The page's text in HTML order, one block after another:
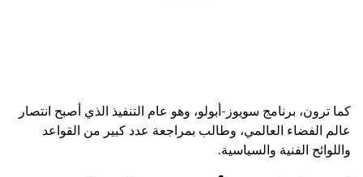
كما ترون، برنامج سويوز-أبولو، وهو عام التنفيذ الذي أصبح انتصار
عالم الفضاء العالمي، وطالب بمراجعة عدد كبير من القواعد
واللوائح الفنية والسياسية.